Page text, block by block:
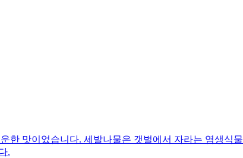
한 맛이었습니다. 세발나물은 갯벌에서 자라는 염생식
.